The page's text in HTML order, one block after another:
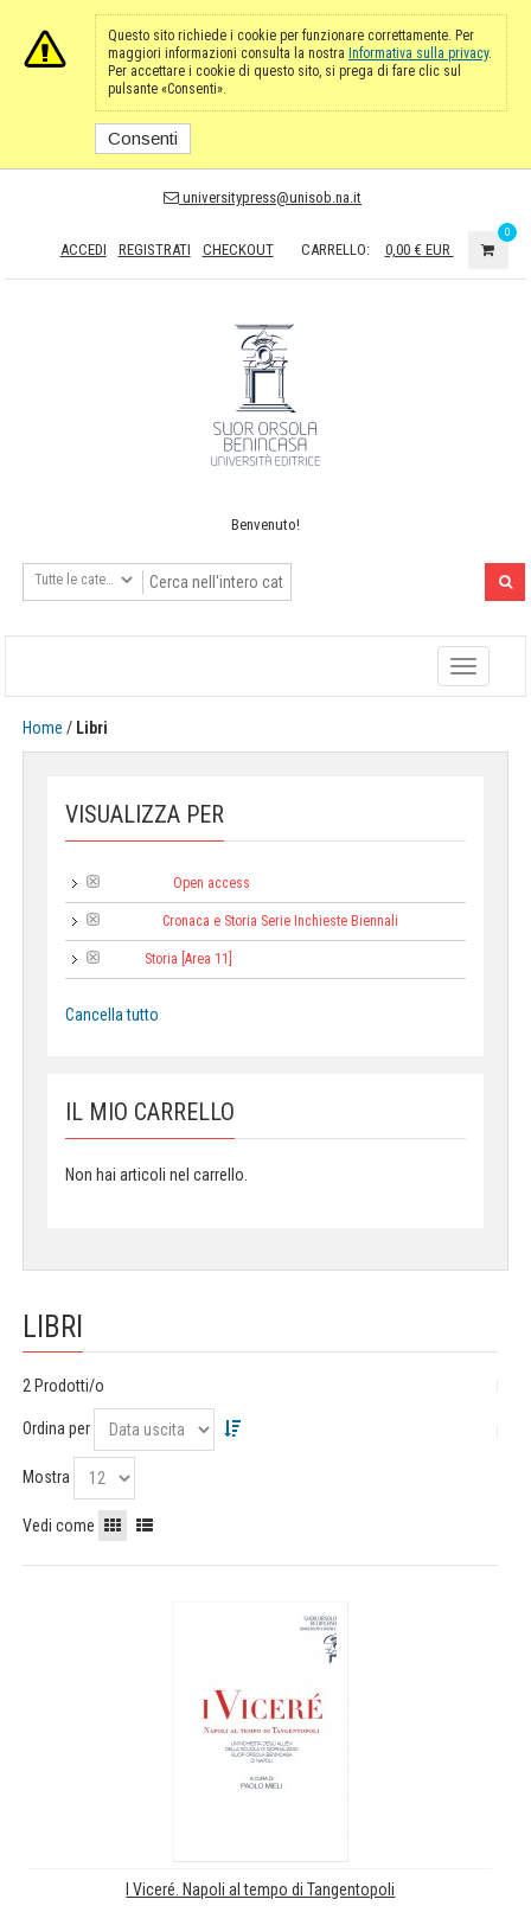
Questo sito richiede i cookie per funzionare correttamente. Per
maggiori informazioni consulta la nostra Informativa sulla privacy.
Per accettare i cookie di questo sito, si prega di fare clic sul
pulsante «Consenti».
Consenti
universitypress@unisob.na.it
ACCEDI REGISTRATI CHECKOUT CARRELLO: 0,00 € EUR
0
Benvenuto!
Toggle
navigation
Home / Libri
VISUALIZZA PER
Open access
Cronaca e Storia Serie Inchieste Biennali
Storia [Area 11]
Cancella tutto
IL MIO CARRELLO
Non hai articoli nel carrello.
LIBRI
2 Prodotti/o
Ordina per
Mostra
Vedi come
I Viceré. Napoli al tempo di Tangentopoli